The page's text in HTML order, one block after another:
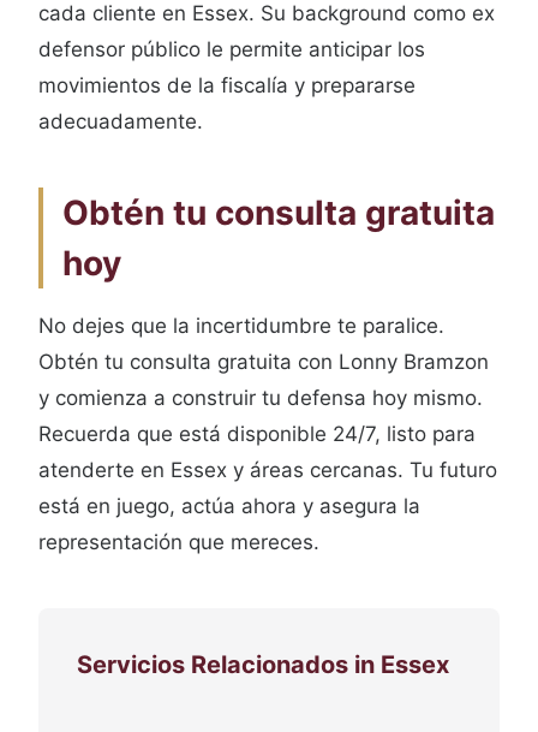
cada cliente en Essex. Su background como ex
defensor público le permite anticipar los
movimientos de la fiscalía y prepararse
adecuadamente.
Obtén tu consulta gratuita
hoy
No dejes que la incertidumbre te paralice.
Obtén tu consulta gratuita con Lonny Bramzon
y comienza a construir tu defensa hoy mismo.
Recuerda que está disponible 24/7, listo para
atenderte en Essex y áreas cercanas. Tu futuro
está en juego, actúa ahora y asegura la
representación que mereces.
Servicios Relacionados in Essex